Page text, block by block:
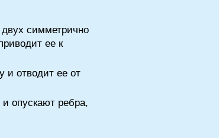
симметрично
ее к
и отводит ее от
опускают ребра,